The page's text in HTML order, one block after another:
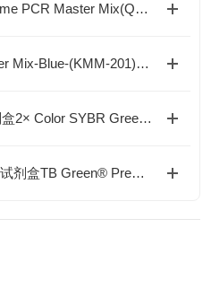
toyobo SYBR GREEN Realtime PCR Master Mix(QPK-201)现货供应
toyobo KOD One PCR Master Mix-Blue-(KMM-201)现货供应
EZBioscience彩色qPCR试剂盒2× Color SYBR Green qPCR Master Mix产品介绍
现货供应：TaKaRa荧光PCR试剂盒TB Green® Premix Ex Taq™ II(RR820A)